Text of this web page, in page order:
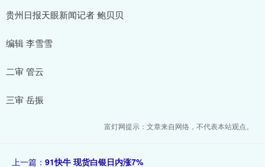
贵州日报天眼新闻记者 鲍贝贝
编辑 李雪雪
二审 管云
三审 岳振
富灯网提示：文章来自网络，不代表本站观点。
上一篇： 91快牛 现货白银日内涨7%